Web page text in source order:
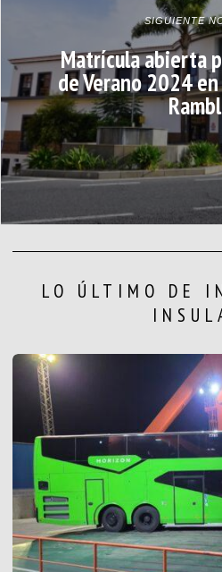
SIGUIENTE
Matrícula abierta
de Verano 2024
LO ÚLTIMO DE